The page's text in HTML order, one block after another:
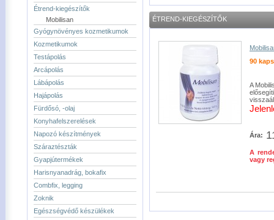
Étrend-kiegészítők
Mobilisan
Gyógynövényes kozmetikumok
Kozmetikumok
Testápolás
Arcápolás
Lábápolás
Hajápolás
Fürdősó, -olaj
Konyhafelszerelések
Napozó készítmények
Száraztészták
Gyapjútermékek
Harisnyanadrág, bokafix
Combfix, legging
Zoknik
Egészségvédő készülékek
ÉTREND-KIEGÉSZÍTŐK
90
A
Ára:
A
vagy